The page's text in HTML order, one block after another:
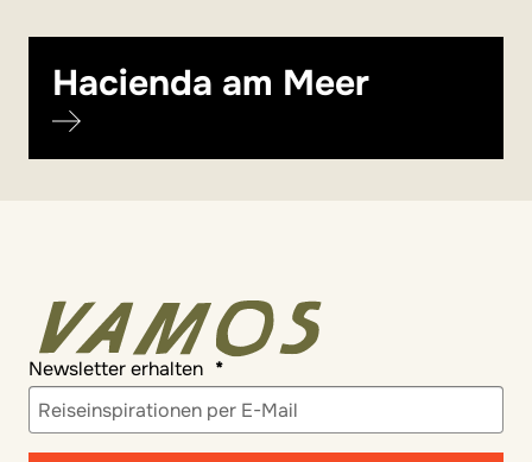
Hacienda am Meer
Newsletter erhalten